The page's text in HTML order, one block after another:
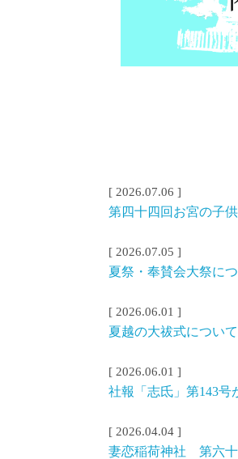
[ 2026.07.06 ]
第四十四回お宮の子
[ 2026.07.05 ]
夏祭・奉賛会大祭に
[ 2026.06.01 ]
夏越の大祓式について
[ 2026.06.01 ]
社報「志氐」第143号
[ 2026.04.04 ]
妻恋稲荷神社 第六